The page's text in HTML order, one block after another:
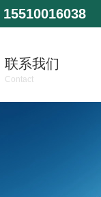
15510016038
联系我们
Contact